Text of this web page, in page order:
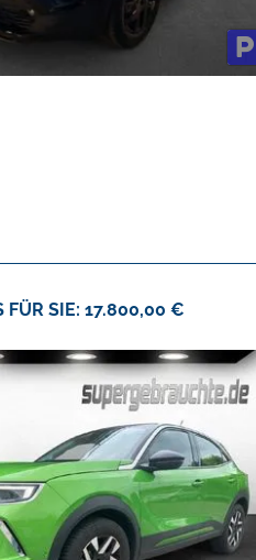
FÜR SIE: 17.800,00 €